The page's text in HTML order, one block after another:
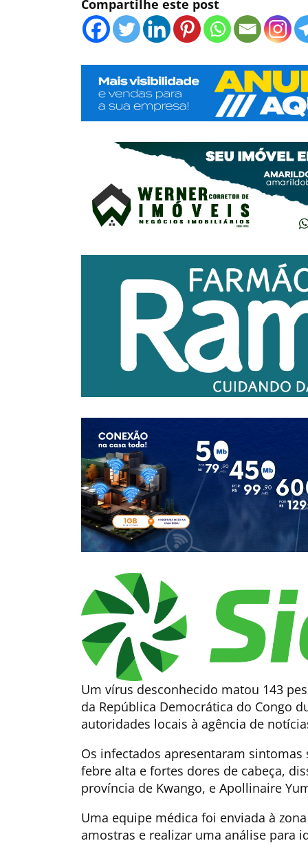
Compartilhe este post
Um vírus desconhecido matou 143
da República Democrática do Congo
autoridades locais à agência de
Os infectados apresentaram
febre alta e fortes dores de cabeça,
província de Kwango, e Apollinaire
Uma equipe médica foi enviada à
amostras e realizar uma análise para